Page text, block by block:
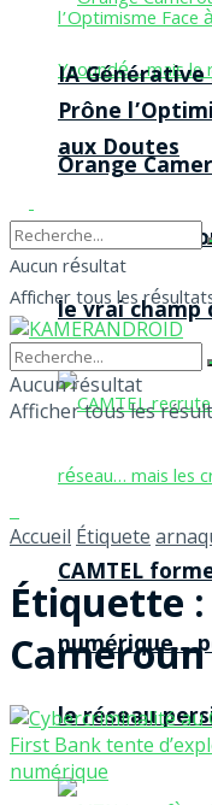
Orange
agences à
le vrai
CAMTEL
numérique…
le réseau
IA Générative
Prône
aux Doutes
Aucun résultat
Afficher tous les
Aucun résultat
Afficher tous les
Accueil Étiquete
Étiquette :
Cameroun